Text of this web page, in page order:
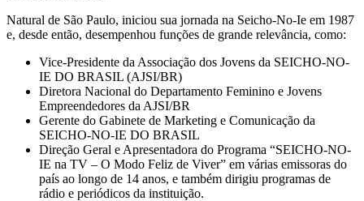
Natural de São Paulo, iniciou sua jornada na Seicho-No-Ie em 1987
e, desde então, desempenhou funções de grande relevância, como:
Vice-Presidente da Associação dos Jovens da SEICHO-NO-
IE DO BRASIL (AJSI/BR)
Diretora Nacional do Departamento Feminino e Jovens
Empreendedores da AJSI/BR
Gerente do Gabinete de Marketing e Comunicação da
SEICHO-NO-IE DO BRASIL
Direção Geral e Apresentadora do Programa “SEICHO-NO-
IE na TV – O Modo Feliz de Viver” em várias emissoras do
país ao longo de 14 anos, e também dirigiu programas de
rádio e periódicos da instituição.